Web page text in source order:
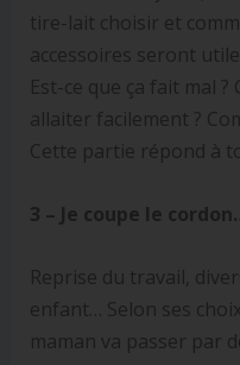
tire-lait choisir et
accessoires seront
Est-ce que ça fait mal
allaiter facilement ?
Cette partie répond à
3 – Je coupe le
Reprise du travail,
enfant… Selon ses
maman va passer par